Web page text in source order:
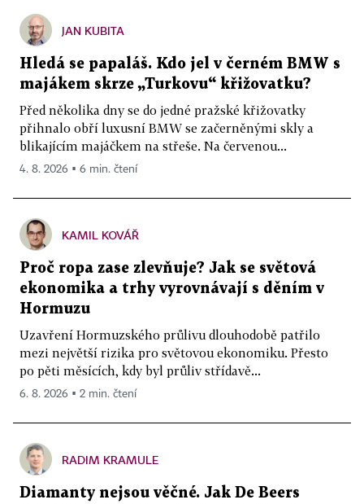
JAN KUBITA
Hledá se papaláš. Kdo jel v černém BMW s
majákem skrze „Turkovu“ křižovatku?
Před několika dny se do jedné pražské křižovatky
přihnalo obří luxusní BMW se začerněnými skly a
blikajícím majáčkem na střeše. Na červenou...
4. 8. 2026 ▪ 6 min. čtení
KAMIL KOVÁŘ
Proč ropa zase zlevňuje? Jak se světová
ekonomika a trhy vyrovnávají s děním v
Hormuzu
Uzavření Hormuzského průlivu dlouhodobě patřilo
mezi největší rizika pro světovou ekonomiku. Přesto
po pěti měsících, kdy byl průliv střídavě...
6. 8. 2026 ▪ 2 min. čtení
RADIM KRAMULE
Diamanty nejsou věčné. Jak De Beers